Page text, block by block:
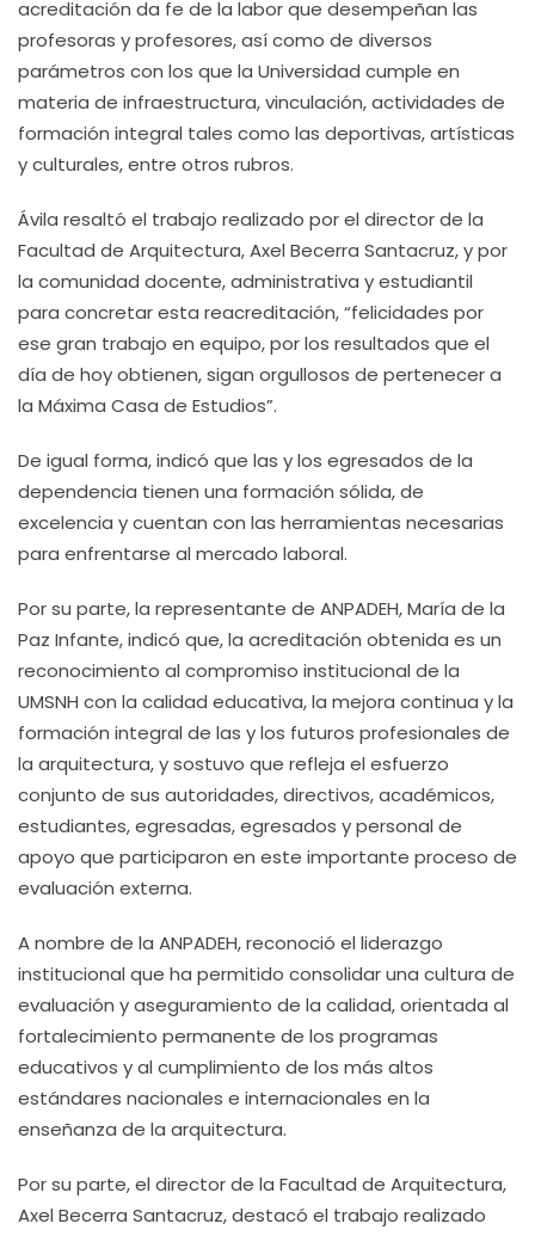
acreditación da fe de la labor que desempeñan las
profesoras y profesores, así como de diversos
parámetros con los que la Universidad cumple en
materia de infraestructura, vinculación, actividades de
formación integral tales como las deportivas, artísticas
y culturales, entre otros rubros.
Ávila resaltó el trabajo realizado por el director de la
Facultad de Arquitectura, Axel Becerra Santacruz, y por
la comunidad docente, administrativa y estudiantil
para concretar esta reacreditación, “felicidades por
ese gran trabajo en equipo, por los resultados que el
día de hoy obtienen, sigan orgullosos de pertenecer a
la Máxima Casa de Estudios”.
De igual forma, indicó que las y los egresados de la
dependencia tienen una formación sólida, de
excelencia y cuentan con las herramientas necesarias
para enfrentarse al mercado laboral.
Por su parte, la representante de ANPADEH, María de la
Paz Infante, indicó que, la acreditación obtenida es un
reconocimiento al compromiso institucional de la
UMSNH con la calidad educativa, la mejora continua y la
formación integral de las y los futuros profesionales de
la arquitectura, y sostuvo que refleja el esfuerzo
conjunto de sus autoridades, directivos, académicos,
estudiantes, egresadas, egresados y personal de
apoyo que participaron en este importante proceso de
evaluación externa.
A nombre de la ANPADEH, reconoció el liderazgo
institucional que ha permitido consolidar una cultura de
evaluación y aseguramiento de la calidad, orientada al
fortalecimiento permanente de los programas
educativos y al cumplimiento de los más altos
estándares nacionales e internacionales en la
enseñanza de la arquitectura.
Por su parte, el director de la Facultad de Arquitectura,
Axel Becerra Santacruz, destacó el trabajo realizado